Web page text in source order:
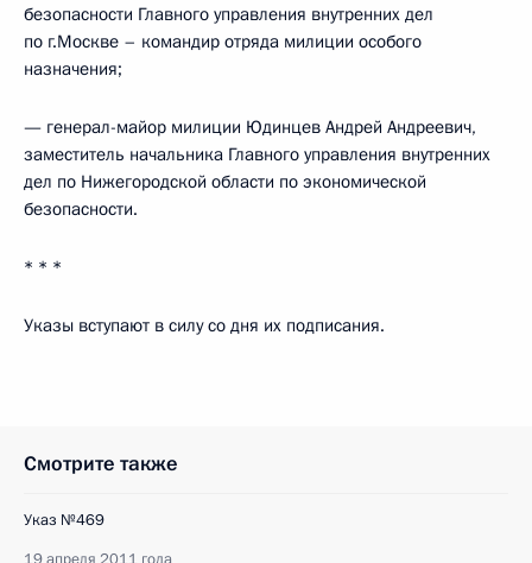
безопасности Главного управления внутренних дел
по г.Москве – командир отряда милиции особого
назначения;
— генерал-майор милиции Юдинцев Андрей Андреевич,
заместитель начальника Главного управления внутренних
дел по Нижегородской области по экономической
безопасности.
* * *
Указы вступают в силу со дня их подписания.
Смотрите также
Указ №469